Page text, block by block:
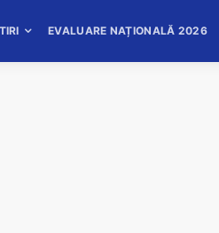
EVALUARE NAȚIONALĂ 2026